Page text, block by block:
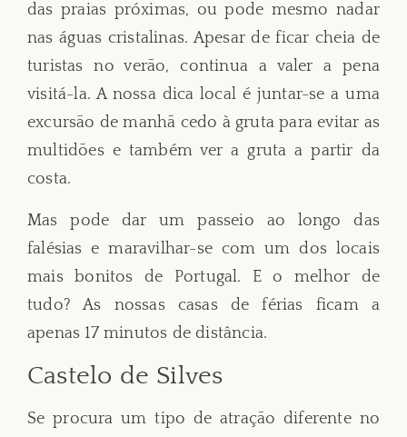
das praias próximas, ou pode mesmo nadar
nas águas cristalinas. Apesar de ficar cheia de
turistas no verão, continua a valer a pena
visitá-la. A nossa dica local é juntar-se a uma
excursão de manhã cedo à gruta para evitar as
multidões e também ver a gruta a partir da
costa.
Mas pode dar um passeio ao longo das
falésias e maravilhar-se com um dos locais
mais bonitos de Portugal. E o melhor de
tudo? As nossas casas de férias ficam a
apenas 17 minutos de distância.
Castelo de Silves
Se procura um tipo de atração diferente no